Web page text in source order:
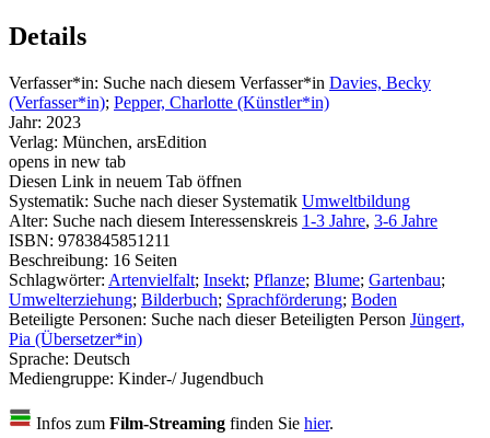
Details
Verfasser*in: Suche nach diesem Verfasser*in Davies, Becky
(Verfasser*in); Pepper, Charlotte (Künstler*in)
Jahr: 2023
Verlag: München, arsEdition
opens in new tab
Diesen Link in neuem Tab öffnen
Systematik: Suche nach dieser Systematik Umweltbildung
Alter: Suche nach diesem Interessenskreis 1-3 Jahre, 3-6 Jahre
ISBN: 9783845851211
Beschreibung: 16 Seiten
Schlagwörter: Artenvielfalt; Insekt; Pflanze; Blume; Gartenbau;
Umwelterziehung; Bilderbuch; Sprachförderung; Boden
Beteiligte Personen: Suche nach dieser Beteiligten Person Jüngert,
Pia (Übersetzer*in)
Sprache: Deutsch
Mediengruppe: Kinder-/ Jugendbuch
Infos zum Film-Streaming finden Sie hier.